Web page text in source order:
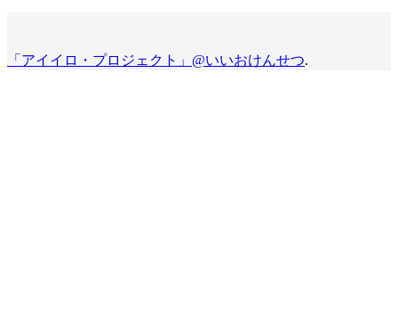
「アイイロ・プロジェクト」@いいおけんせつ.